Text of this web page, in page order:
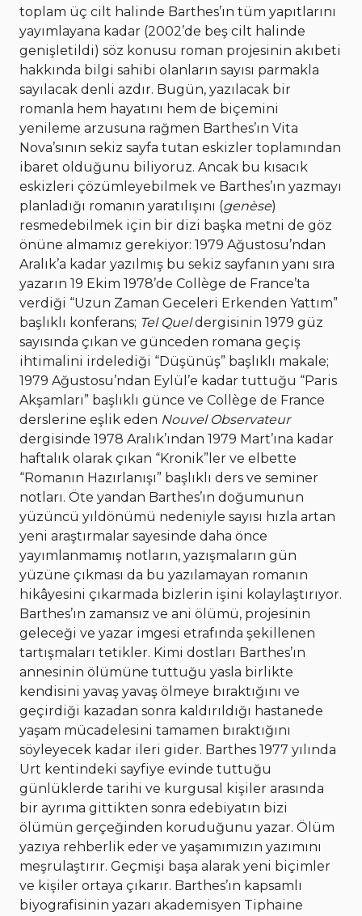
toplam üç cilt halinde Barthes’ın tüm yapıtlarını
yayımlayana kadar (2002’de beş cilt halinde
genişletildi) söz konusu roman projesinin akıbeti
hakkında bilgi sahibi olanların sayısı parmakla
sayılacak denli azdır. Bugün, yazılacak bir
romanla hem hayatını hem de biçemini
yenileme arzusuna rağmen Barthes’ın Vita
Nova’sının sekiz sayfa tutan eskizler toplamından
ibaret olduğunu biliyoruz. Ancak bu kısacık
eskizleri çözümleyebilmek ve Barthes’ın yazmayı
planladığı romanın yaratılışını (genèse)
resmedebilmek için bir dizi başka metni de göz
önüne almamız gerekiyor: 1979 Ağustosu’ndan
Aralık’a kadar yazılmış bu sekiz sayfanın yanı sıra
yazarın 19 Ekim 1978’de Collège de France’ta
verdiği “Uzun Zaman Geceleri Erkenden Yattım”
başlıklı konferans; Tel Queldergisinin 1979 güz
sayısında çıkan ve günceden romana geçiş
ihtimalini irdelediği “Düşünüş” başlıklı makale;
1979 Ağustosu’ndan Eylül’e kadar tuttuğu “Paris
Akşamları” başlıklı günce ve Collège de France
derslerine eşlik eden Nouvel Observateur
dergisinde 1978 Aralık’ından 1979 Mart’ına kadar
haftalık olarak çıkan “Kronik”ler ve elbette
“Romanın Hazırlanışı” başlıklı ders ve seminer
notları. Öte yandan Barthes’ın doğumunun
yüzüncü yıldönümü nedeniyle sayısı hızla artan
yeni araştırmalar sayesinde daha önce
yayımlanmamış notların, yazışmaların gün
yüzüne çıkması da bu yazılamayan romanın
hikâyesini çıkarmada bizlerin işini kolaylaştırıyor.
Barthes’ın zamansız ve ani ölümü, projesinin
geleceği ve yazar imgesi etrafında şekillenen
tartışmaları tetikler. Kimi dostları Barthes’ın
annesinin ölümüne tuttuğu yasla birlikte
kendisini yavaş yavaş ölmeye bıraktığını ve
geçirdiği kazadan sonra kaldırıldığı hastanede
yaşam mücadelesini tamamen bıraktığını
söyleyecek kadar ileri gider. Barthes 1977 yılında
Urt kentindeki sayfiye evinde tuttuğu
günlüklerde tarihi ve kurgusal kişiler arasında
bir ayrıma gittikten sonra edebiyatın bizi
ölümün gerçeğinden koruduğunu yazar. Ölüm
yazıya rehberlik eder ve yaşamımızın yazımını
meşrulaştırır. Geçmişi başa alarak yeni biçimler
ve kişiler ortaya çıkarır. Barthes’ın kapsamlı
biyografisinin yazarı akademisyen Tiphaine